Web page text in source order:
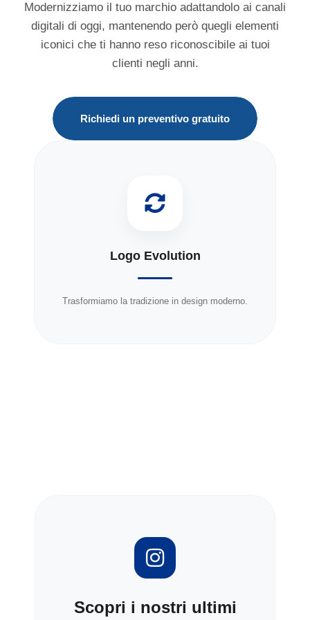
Modernizziamo il tuo marchio adattandolo ai canali
digitali di oggi, mantenendo però quegli elementi
iconici che ti hanno reso riconoscibile ai tuoi
clienti negli anni.
Richiedi un preventivo gratuito
Logo Evolution
Trasformiamo la tradizione in design moderno.
Scopri i nostri ultimi